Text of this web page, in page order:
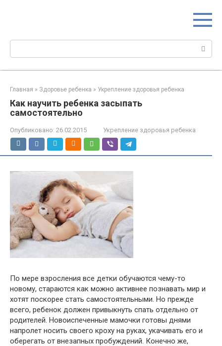
Поиск:
Главная » Здоровье ребенка » Укрепление здоровья ребенка
Как научить ребенка засыпать
самостоятельно
Опубликовано: 26.02.2015 Укрепление здоровья ребенка
По мере взросления все детки обучаются чему-то
новому, стараются как можно активнее познавать мир и
хотят поскорее стать самостоятельными. Но прежде
всего, ребенок должен привыкнуть спать отдельно от
родителей. Новоиспеченные мамочки готовы днями
напролет носить своего кроху на руках, укачивать его и
оберегать от внезапных пробуждений. Конечно же,